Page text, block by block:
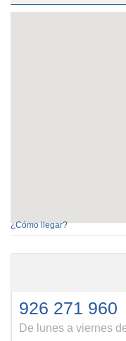
¿Cómo llegar?
926 271 960
De lunes a viernes